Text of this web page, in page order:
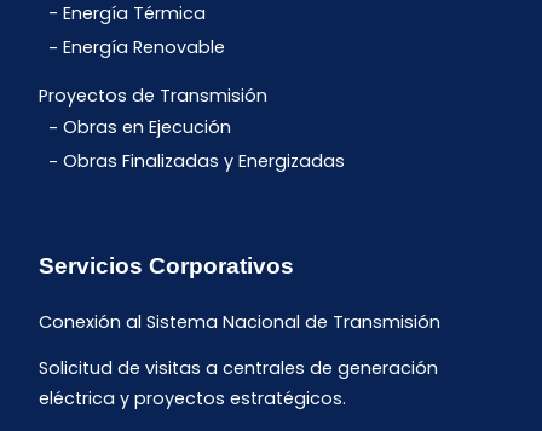
Energía Térmica
Energía Renovable
Proyectos de Transmisión
Obras en Ejecución
Obras Finalizadas y Energizadas
Servicios Corporativos
Conexión al Sistema Nacional de Transmisión
Solicitud de visitas a centrales de generación
eléctrica y proyectos estratégicos.